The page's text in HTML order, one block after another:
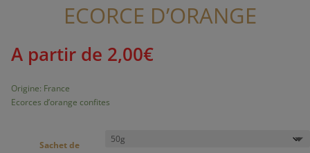
ECORCE D’ORANGE
A partir de 2,00€
Origine: France
Ecorces d’orange confites
Sachet de